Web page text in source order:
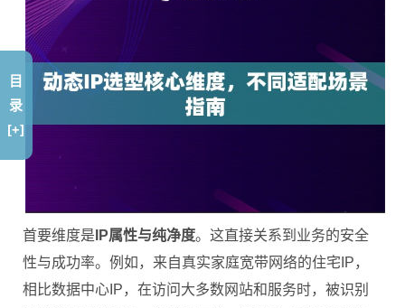
首要维度是 IP属性与纯净度。这直接关系到业务的安全
性与成功率。例如，来自真实家庭宽带网络的住宅IP，
相比数据中心IP，在访问大多数网站和服务时，被识别
目
录
[+]